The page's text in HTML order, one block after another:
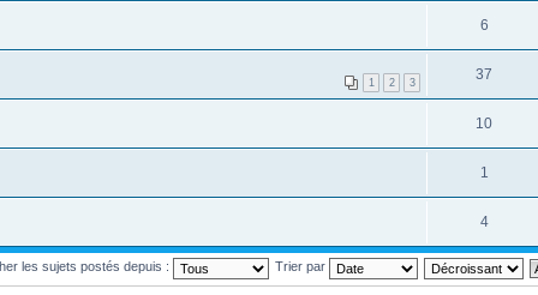
6
1 2 3 37
10
1
4
les sujets postés depuis : Trier par